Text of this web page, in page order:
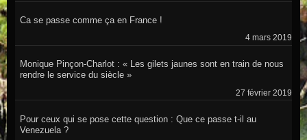
Ca se passe comme ça en France !
4 mars 2019
Monique Pinçon-Charlot : « Les gilets jaunes sont en train de nous
rendre le service du siècle »
27 février 2019
Pour ceux qui se pose cette question : Que ce passe t-il au
Venezuela ?